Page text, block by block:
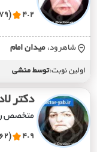
4.2 (79 نظر)
شاهرود، ميدان امام
اولین نوبت:توسط منشی
دکتر
متخصص
4.9 (62 نظر)